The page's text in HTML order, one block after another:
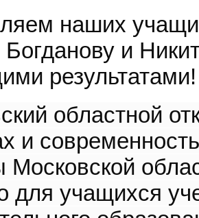
наших
и
областной
и современность
Московской
для учащихся